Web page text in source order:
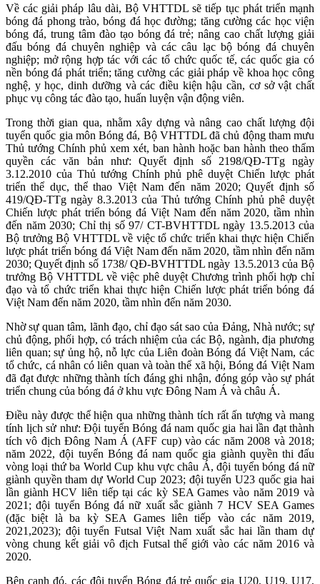
Về các giải pháp lâu dài, Bộ VHTTDL sẽ tiếp tục phát triển mạnh
bóng đá phong trào, bóng đá học đường; tăng cường các học viện
bóng đá, trung tâm đào tạo bóng đá trẻ; nâng cao chất lượng giải
đấu bóng đá chuyên nghiệp và các câu lạc bộ bóng đá chuyên
nghiệp; mở rộng hợp tác với các tổ chức quốc tế, các quốc gia có
nền bóng đá phát triển; tăng cường các giải pháp về khoa học công
nghệ, y học, dinh dưỡng và các điều kiện hậu cần, cơ sở vật chất
phục vụ công tác đào tạo, huấn luyện vận động viên.
Trong thời gian qua, nhằm xây dựng và nâng cao chất lượng đội
tuyển quốc gia môn Bóng đá, Bộ VHTTDL đã chủ động tham mưu
Thủ tướng Chính phủ xem xét, ban hành hoặc ban hành theo thẩm
quyền các văn bản như: Quyết định số 2198/QĐ-TTg ngày
3.12.2010 của Thủ tướng Chính phủ phê duyệt Chiến lược phát
triển thể dục, thể thao Việt Nam đến năm 2020; Quyết định số
419/QĐ-TTg ngày 8.3.2013 của Thủ tướng Chính phủ phê duyệt
Chiến lược phát triển bóng đá Việt Nam đến năm 2020, tầm nhìn
đến năm 2030; Chỉ thị số 97/ CT-BVHTTDL ngày 13.5.2013 của
Bộ trưởng Bộ VHTTDL về việc tổ chức triển khai thực hiện Chiến
lược phát triển bóng đá Việt Nam đến năm 2020, tầm nhìn đến năm
2030; Quyết định số 1738/ QĐ-BVHTTDL ngày 13.5.2013 của Bộ
trưởng Bộ VHTTDL về việc phê duyệt Chương trình phối hợp chỉ
đạo và tổ chức triển khai thực hiện Chiến lược phát triển bóng đá
Việt Nam đến năm 2020, tầm nhìn đến năm 2030.
Nhờ sự quan tâm, lãnh đạo, chỉ đạo sát sao của Đảng, Nhà nước; sự
chủ động, phối hợp, có trách nhiệm của các Bộ, ngành, địa phương
liên quan; sự ủng hộ, nỗ lực của Liên đoàn Bóng đá Việt Nam, các
tổ chức, cá nhân có liên quan và toàn thể xã hội, Bóng đá Việt Nam
đã đạt được những thành tích đáng ghi nhận, đóng góp vào sự phát
triển chung của bóng đá ở khu vực Đông Nam Á và châu Á.
Điều này được thể hiện qua những thành tích rất ấn tượng và mang
tính lịch sử như: Đội tuyển Bóng đá nam quốc gia hai lần đạt thành
tích vô địch Đông Nam Á (AFF cup) vào các năm 2008 và 2018;
năm 2022, đội tuyển Bóng đá nam quốc gia giành quyền thi đấu
vòng loại thứ ba World Cup khu vực châu Á, đội tuyển bóng đá nữ
giành quyền tham dự World Cup 2023; đội tuyển U23 quốc gia hai
lần giành HCV liên tiếp tại các kỳ SEA Games vào năm 2019 và
2021; đội tuyển Bóng đá nữ xuất sắc giành 7 HCV SEA Games
(đặc biệt là ba kỳ SEA Games liên tiếp vào các năm 2019,
2021,2023); đội tuyển Futsal Việt Nam xuất sắc hai lần tham dự
vòng chung kết giải vô địch Futsal thế giới vào các năm 2016 và
2020.
Bên cạnh đó, các đội tuyển Bóng đá trẻ quốc gia U20, U19, U17,